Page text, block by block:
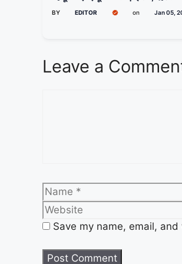
से बाहर निकले लोग
BY EDITOR on Jan 05,
Leave a
Save my name, email,